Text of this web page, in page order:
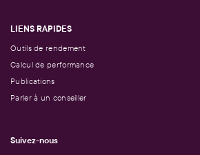
LIENS RAPIDES
Outils de rendement
Calcul de performance
Publications
Parler à un conseiller
Suivez-nous